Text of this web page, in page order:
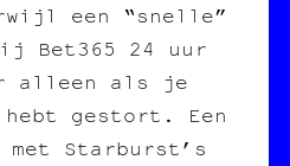
een “snelle”
Bet365 24 uur
alleen als je
hebt gestort. Een
Starburst’s